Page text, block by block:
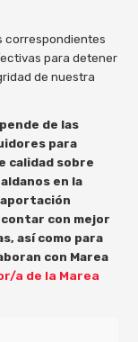
correspondientes
para detener
de nuestra
de las
para
calidad sobre
en la
con mejor
así como para
con Marea
a de la Marea